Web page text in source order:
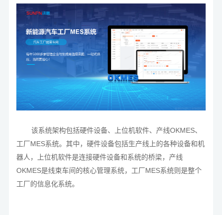
该系统架构包括硬件设备、上位机软件、产线OKMES、
工厂MES系统。其中，硬件设备包括生产线上的各种设备和机
器人，上位机软件是连接硬件设备和系统的桥梁，产线
OKMES是线束车间的核心管理系统，工厂MES系统则是整个
工厂的信息化系统。